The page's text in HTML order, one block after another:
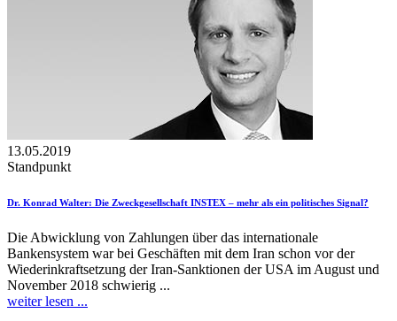
13.05.2019
Standpunkt
Dr. Konrad Walter: Die Zweckgesellschaft INSTEX – mehr als ein politisches Signal?
Die Abwicklung von Zahlungen über das internationale
Bankensystem war bei Geschäften mit dem Iran schon vor der
Wiederinkraftsetzung der Iran-Sanktionen der USA im August und
November 2018 schwierig ...
weiter lesen ...